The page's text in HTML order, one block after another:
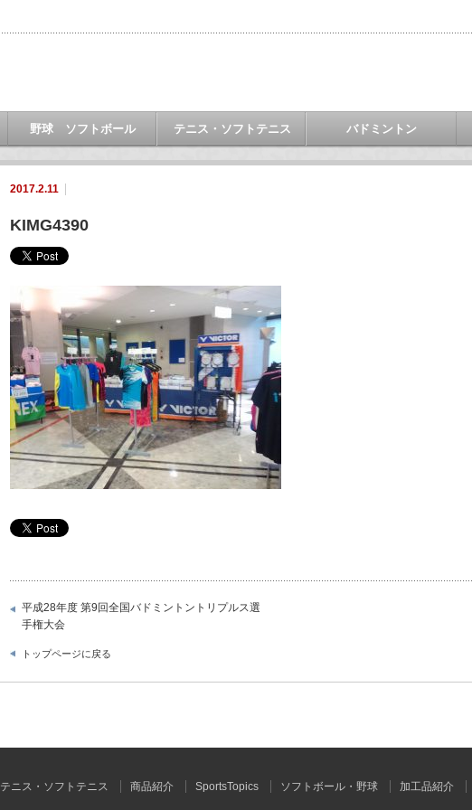
野球 ソフトボール テニス・ソフトテニス バドミントン
2017.2.11
KIMG4390
平成28年度 第9回全国バドミントントリプルス選
手権大会
トップページに戻る
テニス・ソフトテニス 商品紹介 SportsTopics ソフトボール・野球 加工品紹介